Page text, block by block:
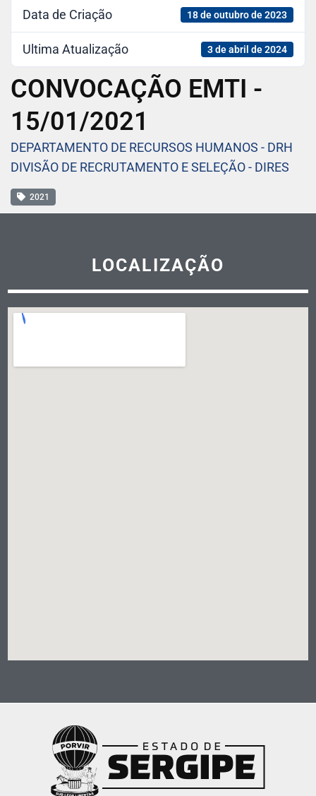
Data de Criação 18 de outubro de 2023
Ultima Atualização 3 de abril de 2024
CONVOCAÇÃO EMTI -
15/01/2021
DEPARTAMENTO DE RECURSOS HUMANOS - DRH
DIVISÃO DE RECRUTAMENTO E SELEÇÃO - DIRES
2021
LOCALIZAÇÃO